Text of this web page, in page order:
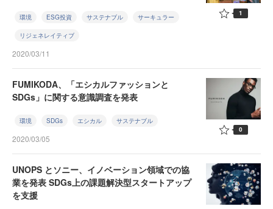
環境 ESG投資 サステナブル サーキュラー
リジェネレイティブ
2020/03/11
1
FUMIKODA、「エシカルファッションと
SDGs」に関する意識調査を発表
環境 SDGs エシカル サステナブル
2020/03/05
0
UNOPS とソニー、イノベーション領域での協
業を発表 SDGs上の課題解決型スタートアップ
を支援